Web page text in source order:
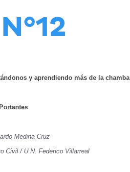
y aprendiendo más de la chamba
Medina Cruz
Civil / U.N. Federico Villarreal